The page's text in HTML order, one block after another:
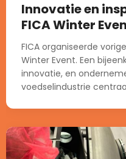
Innovatie en
FICA Winter
FICA organiseerde
Winter Event. Een
innovatie, en
voedselindustrie